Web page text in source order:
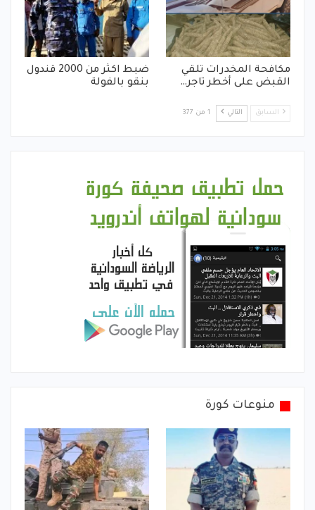
مكافحة المخدرات تلقي
القبض على أخطر تاجر…
ضبط اكثر من 2000 قندول
بنقو بالفولة
السابق التالي 1 من 377
منوعات كورة